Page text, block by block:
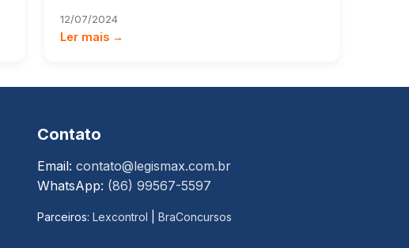
12/07/2024
Ler mais →
Contato
Email: contato@legismax.com.br
WhatsApp: (86) 99567-5597
Parceiros: Lexcontrol BraConcursos